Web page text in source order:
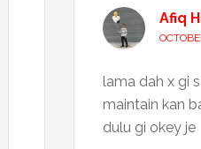
Afiq
lama dah x gi
maintain kan
dulu gi okey je